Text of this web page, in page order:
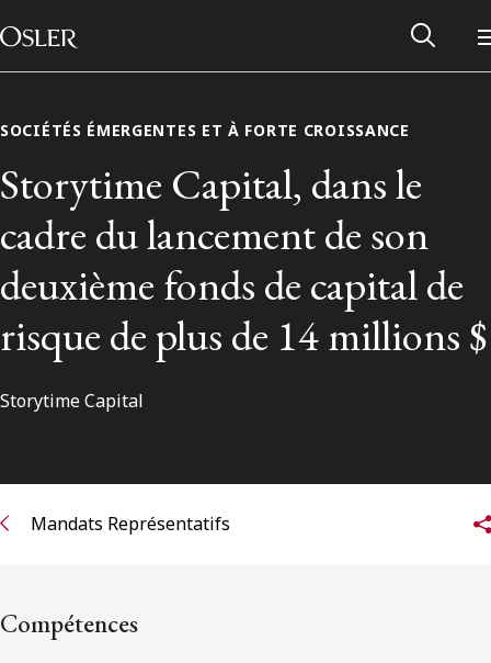
Passer au contenu
Main Navigation
Réseau des anciens d’Osler
S’abonner
SOCIÉTÉS ÉMERGENTES ET À FORTE CROISSANCE
Storytime Capital, dans le
cadre du lancement de son
deuxième fonds de capital de
risque de plus de 14 millions $
Storytime Capital
Mandats Représentatifs
Compétences